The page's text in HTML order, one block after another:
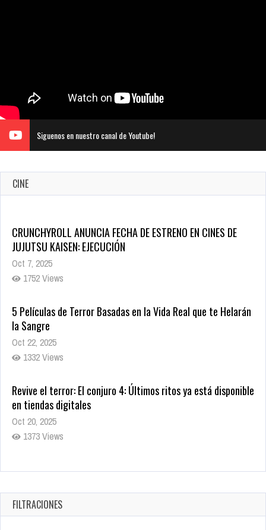
Siguenos en nuestro canal de Youtube!
CINE
5 Películas de Terror Basadas en la Vida Real que te Helarán
la Sangre
Oct 22, 2025
1332 Views
Revive el terror: El conjuro 4: Últimos ritos ya está disponible
en tiendas digitales
Oct 20, 2025
1373 Views
Warner Bros. lleva a las tiendas digitales su racha de
registros con sus últimas 6 películas
Oct 17, 2025
1429 Views
CRUNCHYROLL ANUNCIA FECHA DE ESTRENO EN CINES DE
Oct 7, 2025
1752 Views
FILTRACIONES